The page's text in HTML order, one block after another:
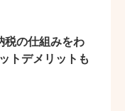
税の仕組みをわ
トデメリットも